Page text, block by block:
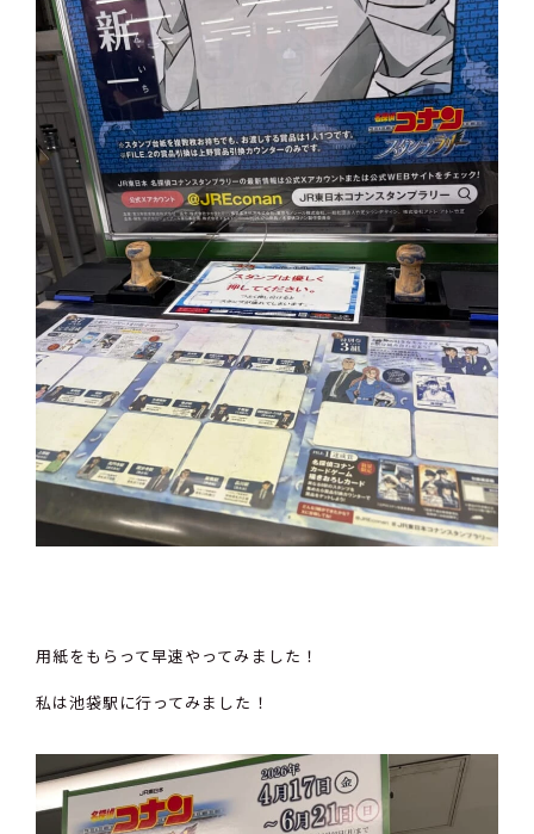
用紙をもらって早速やってみました！
私は池袋駅に行ってみました！